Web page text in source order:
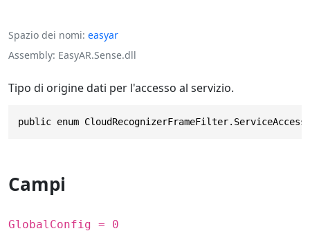
Spazio dei nomi easyar
Assembly EasyAR.Sense.dll
Tipo di origine dati per l'accesso al servizio.
public enum
Campi
GlobalConfig = 0